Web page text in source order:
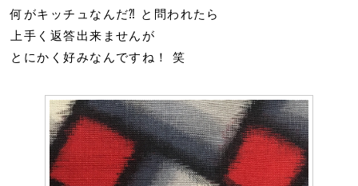
何がキッチュなんだ⁈ と問われたら
上手く返答出来ませんが
とにかく好みなんですね！ 笑